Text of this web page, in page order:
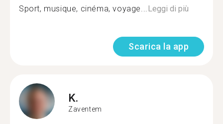
Sport, musique, cinéma, voyage...Leggi di più
Scarica la app
K.
Zaventem